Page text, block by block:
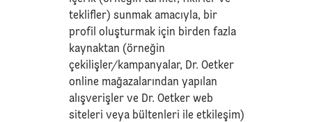
teklifler) sunmak amacıyla, bir
profil oluşturmak için birden fazla
kaynaktan (örneğin
çekilişler/kampanyalar, Dr. Oetker
online mağazalarından yapılan
alışverişler ve Dr. Oetker web
siteleri veya bültenleri ile etkileşim)